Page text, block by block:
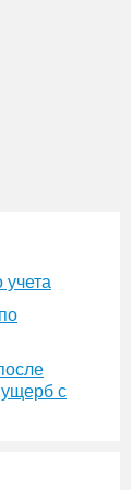
учета
ущерб с